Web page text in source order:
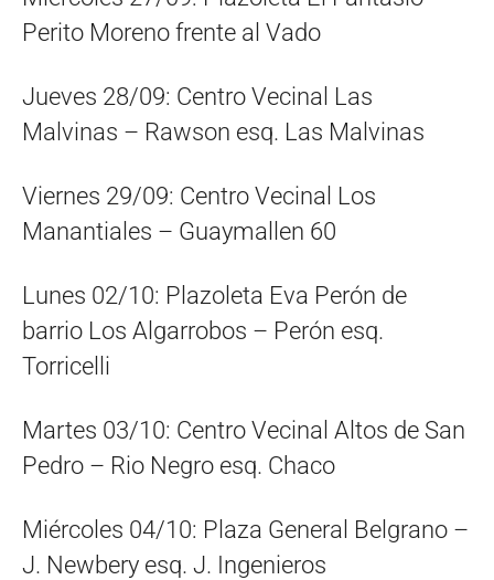
Perito Moreno frente al Vado
Jueves 28/09: Centro Vecinal Las
Malvinas – Rawson esq. Las Malvinas
Viernes 29/09: Centro Vecinal Los
Manantiales – Guaymallen 60
Lunes 02/10: Plazoleta Eva Perón de
barrio Los Algarrobos – Perón esq.
Torricelli
Martes 03/10: Centro Vecinal Altos de San
Pedro – Rio Negro esq. Chaco
Miércoles 04/10: Plaza General Belgrano –
J. Newbery esq. J. Ingenieros